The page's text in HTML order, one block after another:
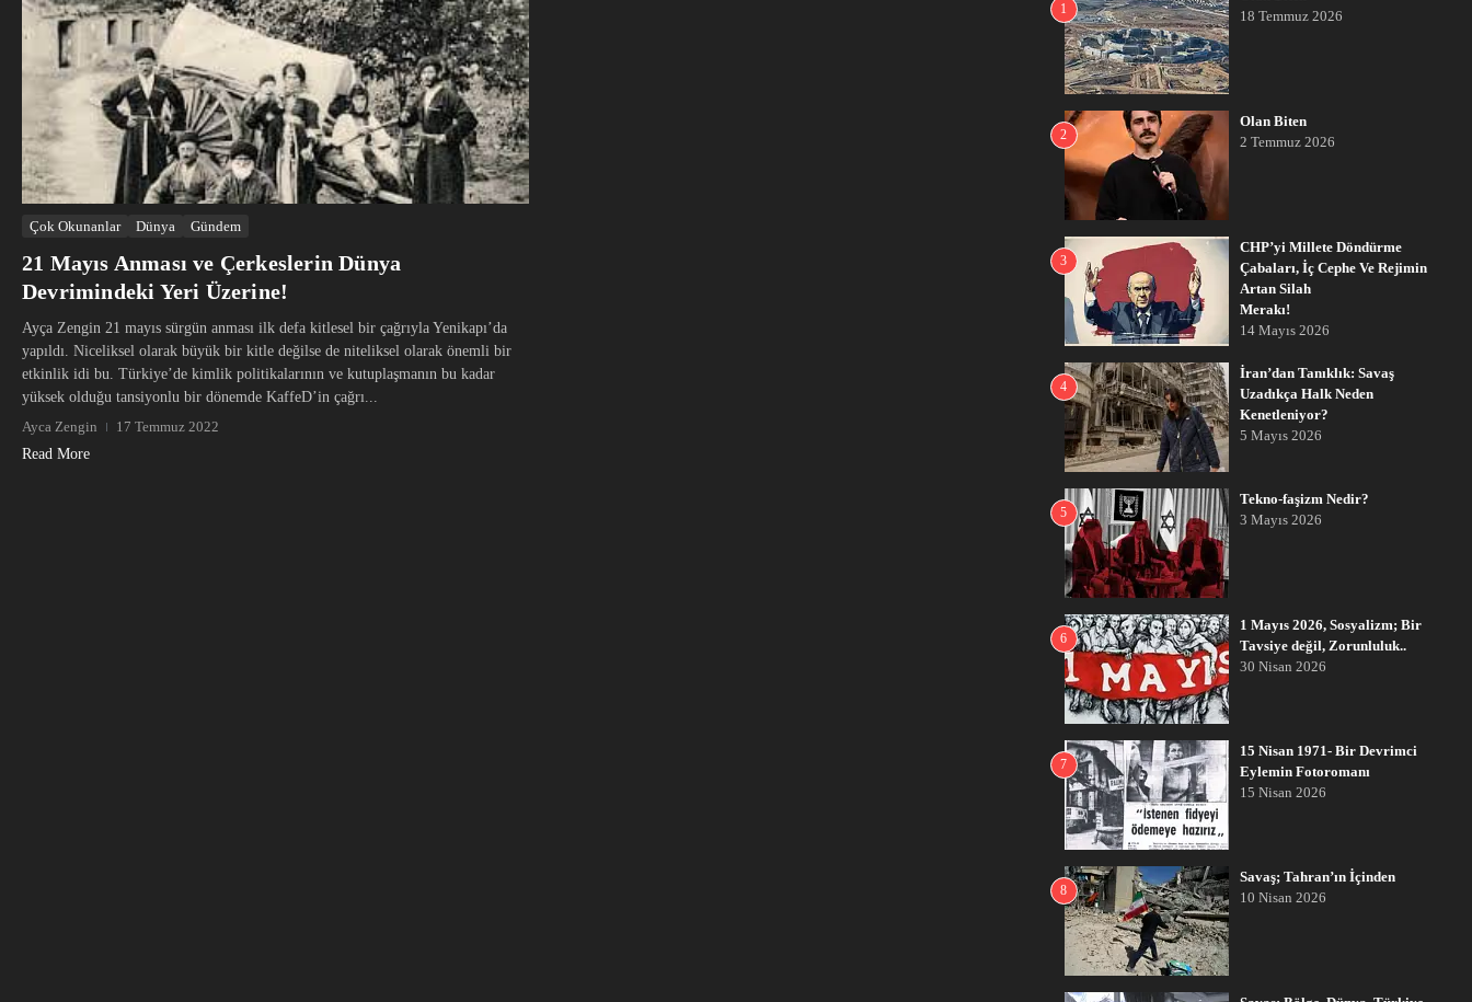
Çok Okunanlar Dünya Gündem
21 Mayıs Anması ve Çerkeslerin Dünya
Devrimindeki Yeri Üzerine!
Ayça Zengin 21 mayıs sürgün anması ilk defa kitlesel bir çağrıyla Yenikapı’da
yapıldı. Niceliksel olarak büyük bir kitle değilse de niteliksel olarak önemli bir
etkinlik idi bu. Türkiye’de kimlik politikalarının ve kutuplaşmanın bu kadar
yüksek olduğu tansiyonlu bir dönemde KaffeD’in çağrı...
Ayca Zengin
17 Temmuz 2022
Read More
1
18 Temmuz 2026
2
Olan Biten
2 Temmuz 2026
3
CHP’yi Millete Döndürme
Çabaları, İç Cephe Ve Rejimin
Artan Silah
Merakı!
14 Mayıs 2026
4
İran’dan Tanıklık: Savaş
Uzadıkça Halk Neden
Kenetleniyor?
5 Mayıs 2026
5
Tekno-faşizm Nedir?
3 Mayıs 2026
6
1 Mayıs 2026, Sosyalizm; Bir
Tavsiye değil, Zorunluluk..
30 Nisan 2026
7
15 Nisan 1971- Bir Devrimci
Eylemin Fotoromanı
15 Nisan 2026
8
Savaş; Tahran’ın İçinden
10 Nisan 2026